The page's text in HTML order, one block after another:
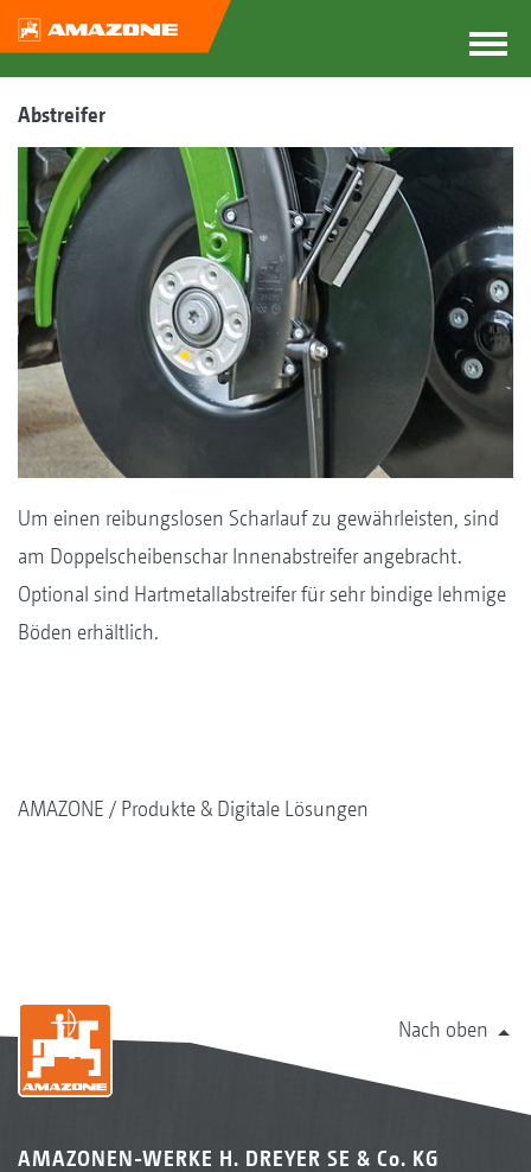
Abstreifer
Um einen reibungslosen Scharlauf zu gewährleisten, sind
am Doppelscheibenschar Innenabstreifer angebracht.
Optional sind Hartmetallabstreifer für sehr bindige lehmige
Böden erhältlich.
AMAZONE Produkte & Digitale Lösungen
Nach oben
AMAZONEN-WERKE H. DREYER SE & Co. KG